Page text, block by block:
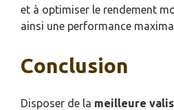
et à optimiser le rendement
ainsi une performance
Conclusion
Disposer de la meilleure